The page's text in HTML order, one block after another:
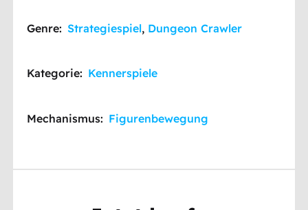
Genre: Strategiespiel, Dungeon Crawler
Kategorie: Kennerspiele
Mechanismus: Figurenbewegung